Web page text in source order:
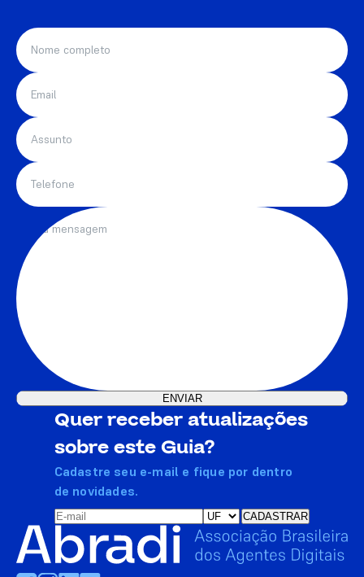
Quer receber atualizações
sobre este Guia?
Cadastre seu e-mail e fique por dentro
de novidades.